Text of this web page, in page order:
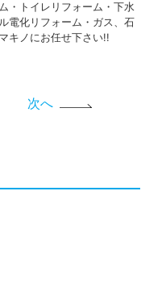
・トイレリフォーム・下水
電化リフォーム・ガス、石
キノにお任せ下さい!!
次へ